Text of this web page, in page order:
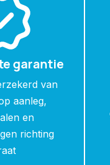
garantie
van
aanleg,
en
richting